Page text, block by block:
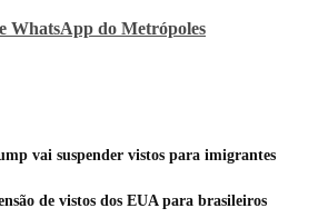
WhatsApp do Metrópoles
vai suspender vistos para imigrantes
de vistos dos EUA para brasileiros